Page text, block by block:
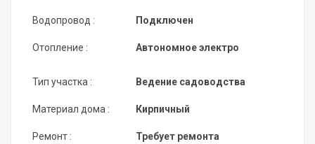
Водопровод :
Отопление :
Подключен
Автономное электро
Тип участка :
Материал дома :
Ремонт :
Ведение садоводства
Кирпичный
Требует ремонта